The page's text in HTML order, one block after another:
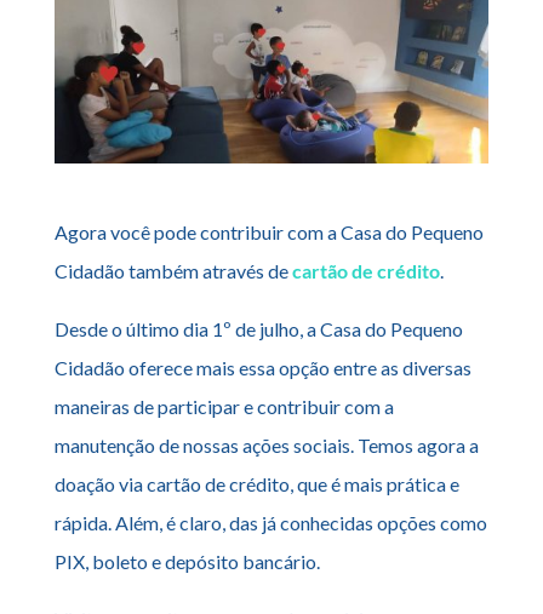
Agora você pode contribuir com a Casa do Pequeno
Cidadão também através decartão de crédito.
Desde o último dia 1º de julho, a Casa do Pequeno
Cidadão oferece mais essa opção entre as diversas
maneiras de participar e contribuir com a
manutenção de nossas ações sociais. Temos agora a
doação via cartão de crédito, que é mais prática e
rápida. Além, é claro, das já conhecidas opções como
PIX, boleto e depósito bancário.